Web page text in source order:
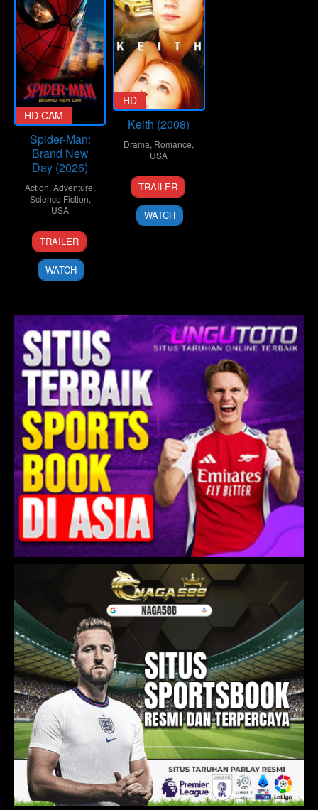
CAM ,
HD CAM
Spider-Man:
Brand New
Day (2026)
Action,Adventure,
Science Fiction,
USA
29
Jul
2026
Destin
Daniel
Cretton
TRAILER
WATCH
HD
Keith (2008)
Drama, Romance,
USA
13
Sep
2008
Todd
Kessler
TRAILER
WATCH